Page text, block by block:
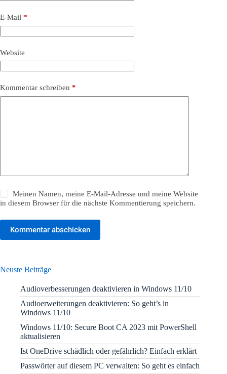
E-Mail *
Website
Kommentar schreiben *
Meinen Namen, meine E-Mail-Adresse und meine Website
in diesem Browser für die nächste Kommentierung speichern.
Kommentar abschicken
Neuste Beiträge
Audioverbesserungen deaktivieren in Windows 11/10
Audioerweiterungen deaktivieren: So geht’s in
Windows 11/10
Windows 11/10: Secure Boot CA 2023 mit PowerShell
aktualisieren
Ist OneDrive schädlich oder gefährlich? Einfach erklärt
Passwörter auf diesem PC verwalten: So geht es einfach